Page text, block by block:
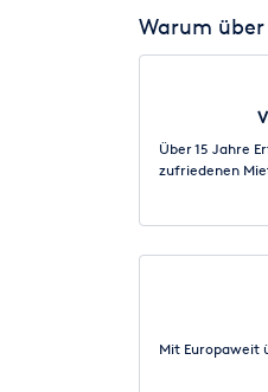
Warum
Über 15 Jahre
zufriedenen
Mit Europaweit